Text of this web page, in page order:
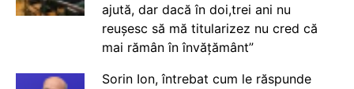
ajută, dar dacă în doi,trei ani nu
reușesc să mă titularizez nu cred că
mai rămân în învățământ”
Sorin Ion, întrebat cum le răspunde